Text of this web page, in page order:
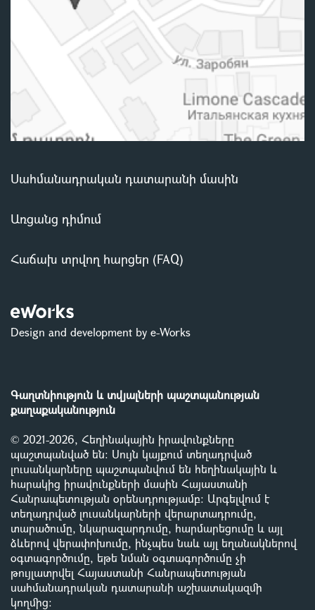
Սահմանադրական դատարանի մասին
Առցանց դիմում
Հաճախ տրվող հարցեր (FAQ)
Design and development by e-Works
Գաղտնիություն և տվյալների պաշտպանության
քաղաքականություն
© 2021-2026, Հեղինակային իրավունքները
պաշտպանված են: Սույն կայքում տեղադրված
լուսանկարները պաշտպանվում են հեղինակային և
հարակից իրավունքների մասին Հայաստանի
Հանրապետության օրենսդրությամբ: Արգելվում է
տեղադրված լուսանկարների վերարտադրումը,
տարածումը, նկարազարդումը, հարմարեցումը և այլ
ձևերով վերափոխումը, ինչպես նաև այլ եղանակներով
օգտագործումը, եթե նման օգտագործումը չի
թույլատրվել Հայաստանի Հանրապետության
սահմանադրական դատարանի աշխատակազմի
կողմից: